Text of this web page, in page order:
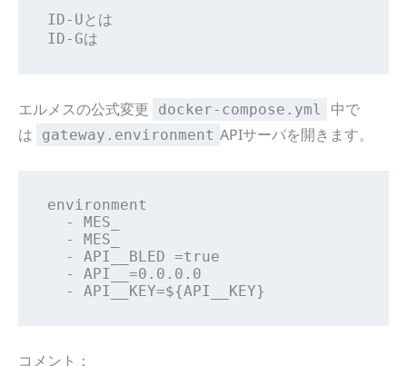
ID-Uとは
ID-Gは
エルメスの公式変更 docker-compose.yml
中で
は
gateway.environment APIサーバを開きます。
environment
  - API__KEY=${API__KEY}
コメント：